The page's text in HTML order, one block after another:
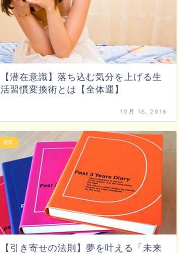
【潜在意識】落ち込む気分を上げる生
活習慣変換術とは【全体運】
10月 16, 2016
運気
【引き寄せの法則】夢を叶える「未来